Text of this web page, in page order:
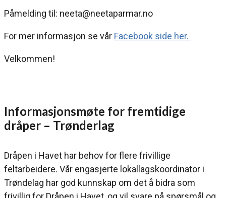
Påmelding til: neeta@neetaparmar.no
For mer informasjon se vår Facebook side her.
Velkommen!
Informasjonsmøte for fremtidige
dråper – Trønderlag
Dråpen i Havet har behov for flere frivillige
feltarbeidere. Vår engasjerte lokallagskoordinator i
Trøndelag har god kunnskap om det å bidra som